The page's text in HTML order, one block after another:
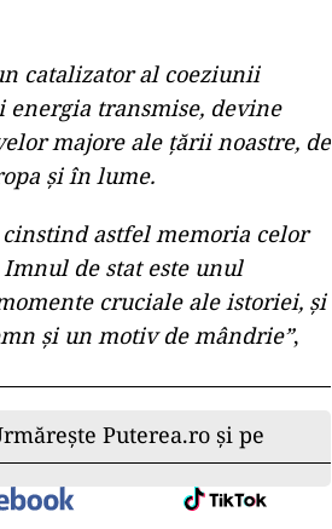
catalizator al coeziunii
transmise, devine
majore ale ţării noastre, de
și în lume.
astfel memoria celor
de stat este unul
cruciale ale istoriei, şi
şi un motiv de mândrie”,
Puterea.ro și pe